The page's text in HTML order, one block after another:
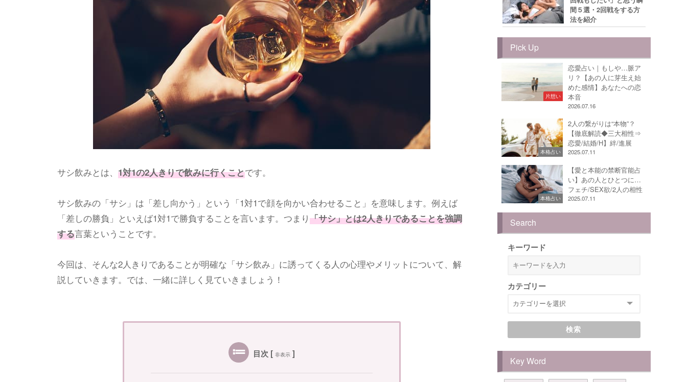
サシ飲みとは、 1対1の2人きりで飲みに行くことです。
サシ飲みの「サシ」は「差し向かう」という「1対1で顔を向かい合わせること」を意味します。例えば
「差しの勝負」といえば1対1で勝負することを言います。つまり「サシ」とは2人きりであることを強調
する言葉ということです。
今回は、そんな2人きりであることが明確な「サシ飲み」に誘ってくる人の心理やメリットについて、解
説していきます。では、一緒に詳しく見ていきましょう！
目次 [ 非表示 ]
間５選・2回戦をする方
法を紹介
Pick Up
片想い
恋愛占い｜もしや…脈ア
リ？【あの人に芽生え始
めた感情】あなたへの恋
本音
2026.07.16
本格占い
2人の繋がりは“本物”？
【徹底解読◆三大相性⇒
恋愛/結婚/H】絆/進展
2025.07.11
本格占い
【愛と本能の禁断官能占
い】あの人とひとつに…
フェチ/SEX欲/2人の相性
2025.07.11
Search
キーワード
カテゴリー
検索
Key Word